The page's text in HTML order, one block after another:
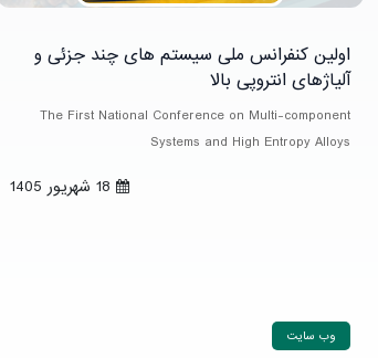
اولین کنفرانس ملی سیستم های چند جزئی و
آلیاژهای انتروپی بالا
The First National Conference on Multi-component
Systems and High Entropy Alloys
وب سایت